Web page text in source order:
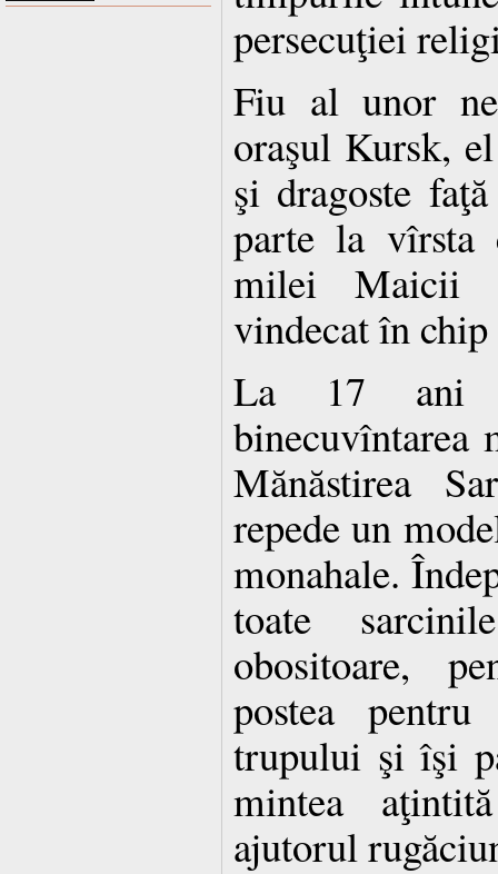
persecuţiei
Fiu al unor
oraşul Kursk,
şi dragoste
parte la vîrsta
milei Maicii
vindecat în
La 17 ani
binecuvîntarea
Mănăstirea
repede un
monahale.
toate
obositoare,
postea
trupului şi îşi
mintea
ajutorul